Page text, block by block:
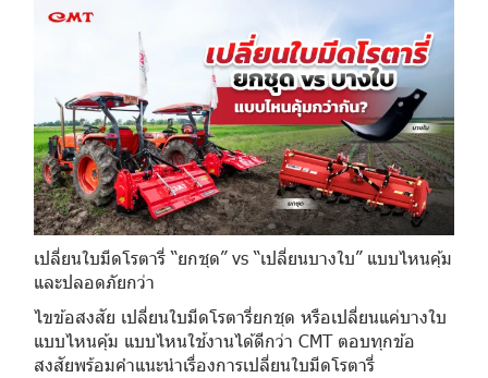
เปลี่ยนใบมีดโรตารี่ “ยกชุด” vs “เปลี่ยนบางใบ” แบบไหนคุ้ม
และปลอดภัยกว่า
ไขข้อสงสัย เปลี่ยนใบมีดโรตารี่ยกชุด หรือเปลี่ยนแค่บางใบ
แบบไหนคุ้ม แบบไหนใช้งานได้ดีกว่า CMT ตอบทุกข้อ
สงสัยพร้อมคำแนะนำเรื่องการเปลี่ยนใบมีดโรตารี่